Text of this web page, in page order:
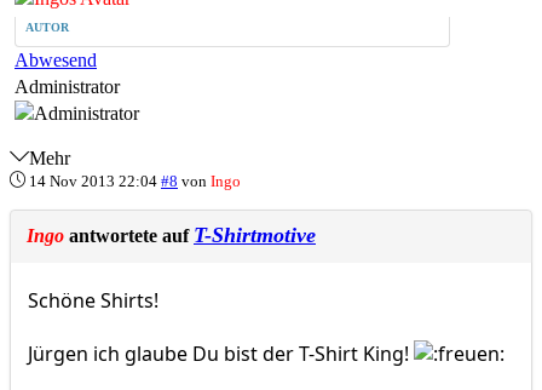
AUTOR
Abwesend
Administrator
Mehr
14 Nov 2013 22:04 #8 von Ingo
Ingo antwortete auf T-Shirtmotive
Schöne Shirts!
Jürgen ich glaube Du bist der T-Shirt King!